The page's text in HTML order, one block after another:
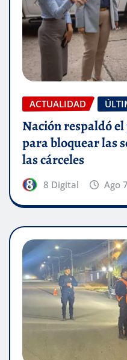
ACTUALIDAD
Nación respaldó
para bloquear las
las cárceles
8 Digital Ago